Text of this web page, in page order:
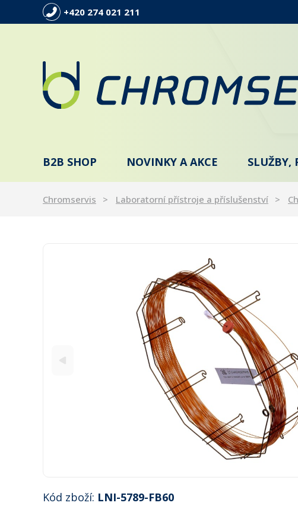
+420 274 021 211
B2B SHOP NOVINKY A AKCE SLUŽBY,
Chromservis Laboratorní přístroje a příslušenství
Kód zboží: LNI-5789-FB60